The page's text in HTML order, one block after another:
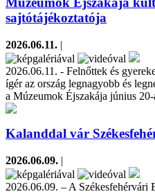
sajtótájékoztatója
2026.06.11. |
2026.06.11. - Felnőttek és
ígér az ország legnagyobb és
a Múzeumok Éjszakája június 20-
Kalanddal vár
2026.06.09. |
2026.06.09. – A Székesfehérvári